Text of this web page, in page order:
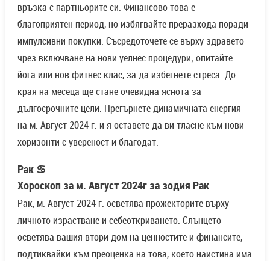
връзка с партньорите си. Финансово това е
благоприятен период, но избягвайте преразхода поради
импулсивни покупки. Съсредоточете се върху здравето
чрез включване на нови уелнес процедури; опитайте
йога или нов фитнес клас, за да избегнете стреса. До
края на месеца ще стане очевидна яснота за
дългосрочните цели. Прегърнете динамичната енергия
на м. Август 2024 г. и я оставете да ви тласне към нови
хоризонти с увереност и благодат.
Рак ♋
Хороскоп за м. Август 2024г за зодия Рак
Рак, м. Август 2024 г. осветява прожекторите върху
личното израстване и себеоткриването. Слънцето
осветява вашия втори дом на ценностите и финансите,
подтиквайки към преоценка на това, което наистина има